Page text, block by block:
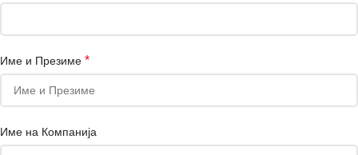
Име и Презиме *
Име на Компанија